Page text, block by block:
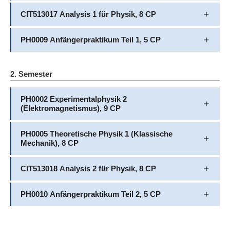
CIT513017 Analysis 1 für Physik, 8 CP
PH0009 Anfängerpraktikum Teil 1, 5 CP
2. Semester
PH0002 Experimentalphysik 2
(Elektromagnetismus), 9 CP
PH0005 Theoretische Physik 1 (Klassische
Mechanik), 8 CP
CIT513018 Analysis 2 für Physik, 8 CP
PH0010 Anfängerpraktikum Teil 2, 5 CP